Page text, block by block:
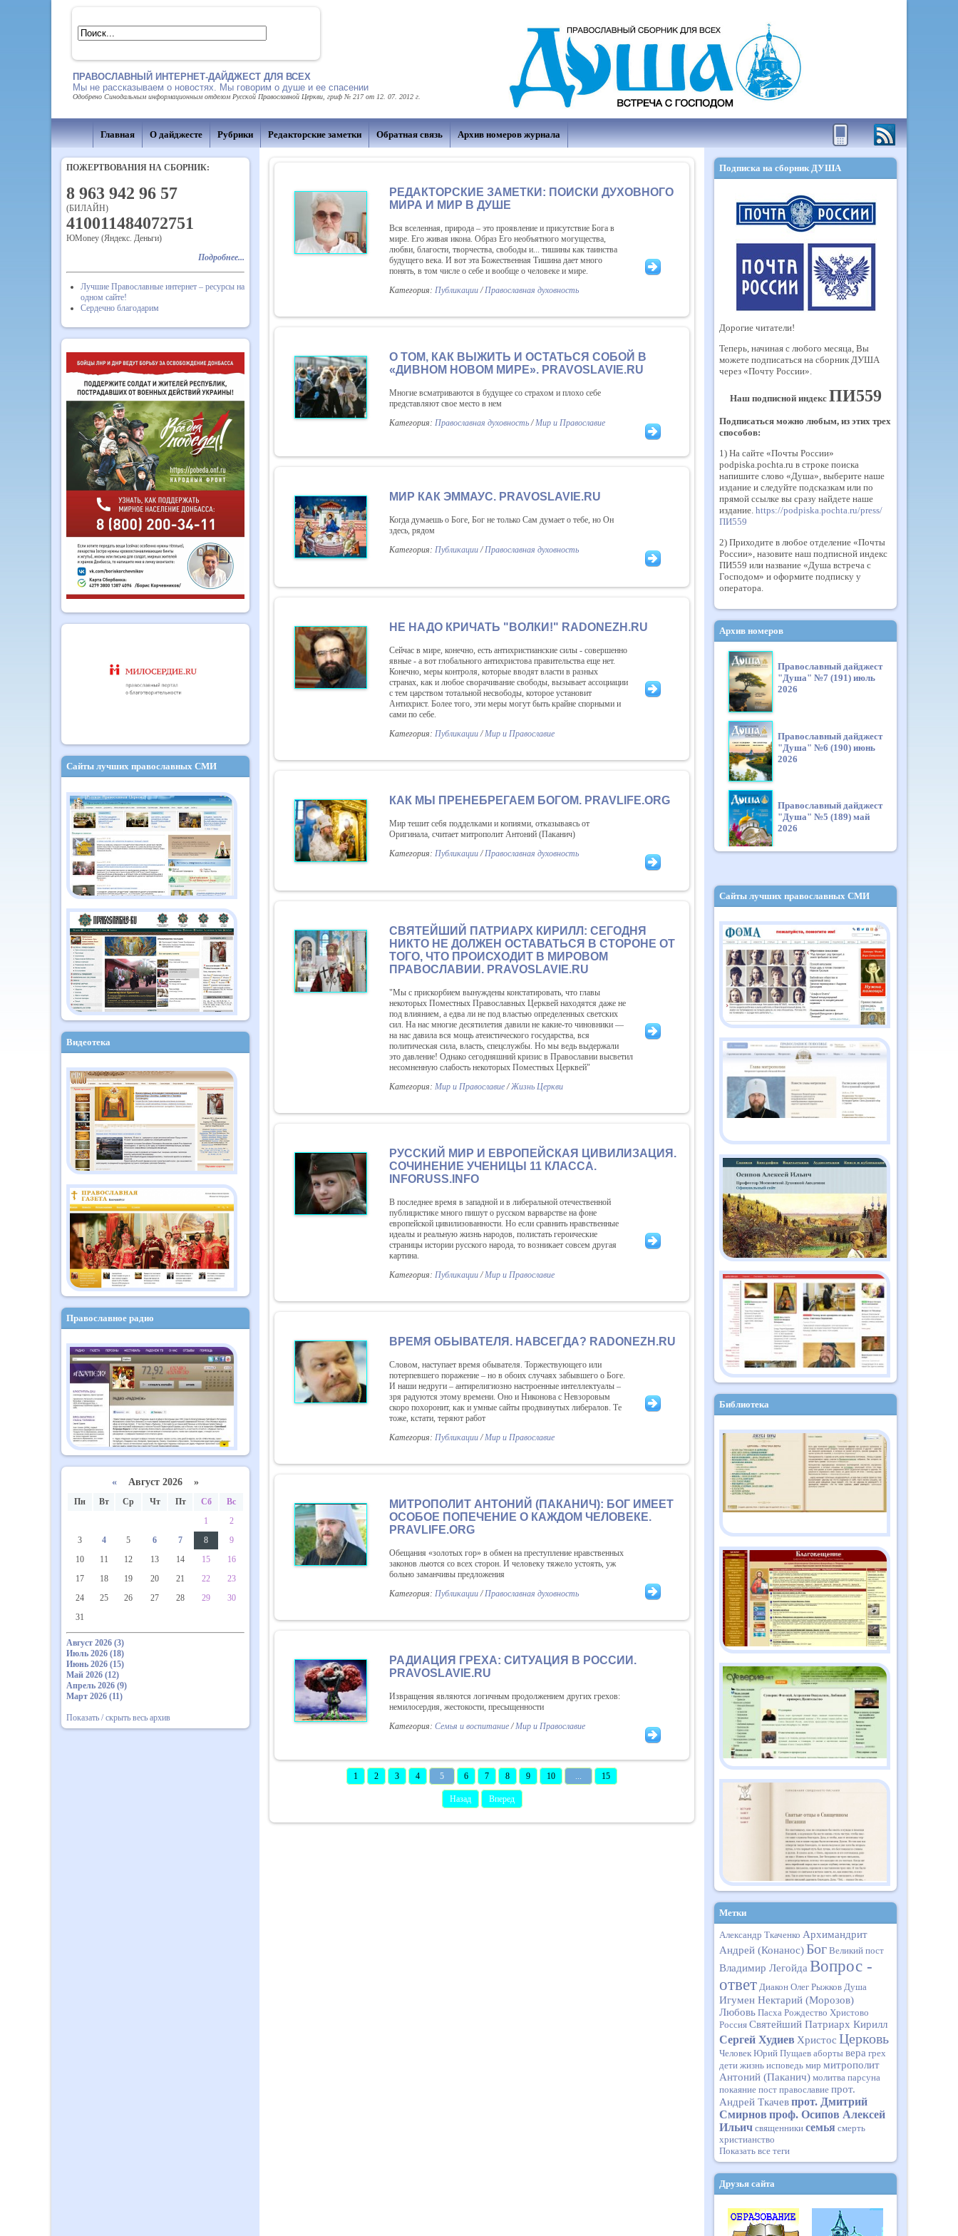
ПРАВОСЛАВНЫЙ ИНТЕРНЕТ-ДАЙДЖЕСТ ДЛЯ ВСЕХ
Мы не рассказываем о новостях. Мы говорим о душе и ее спасении
Одобрено Синодальным информационным отделом Русской Православной Церкви, гриф № 217 от 12. 07. 2012 г.
Главная О дайджесте Рубрики Редакторские заметки Обратная связь Архив номеров журнала
ПОЖЕРТВОВАНИЯ НА СБОРНИК:
8 963 942 96 57
(БИЛАЙН)
410011484072751
ЮMoney (Яндекс. Деньги)
Подробнее...
Лучшие Православные интернет – ресурсы на
одном сайте!
Сердечно благодарим
Сайты лучших православных СМИ
Видеотека
Православное радио
« Август 2026 »
Пн Вт Ср Чт Пт Сб
Вс
1
2
3
4 5 6 7 8
9
10
11 12 13 14 15
16
17
18 19 20 21 22
23
24
25 26 27 28 29
30
31
Август 2026 (3)
Июль 2026 (18)
Июнь 2026 (15)
Май 2026 (12)
Апрель 2026 (9)
Март 2026 (11)
Показать / скрыть весь архив
РЕДАКТОРСКИЕ ЗАМЕТКИ: ПОИСКИ ДУХОВНОГО
МИРА И МИР В ДУШЕ
Вся вселенная, природа – это проявление и присутствие Бога в
мире. Его живая икона. Образ Его необъятного могущества,
любви, благости, творчества, свободы и... тишины как таинства
будущего века. И вот эта Божественная Тишина дает много
понять, в том числе о себе и вообще о человеке и мире.
Категория: Публикации/Православная духовность
О ТОМ, КАК ВЫЖИТЬ И ОСТАТЬСЯ СОБОЙ В
«ДИВНОМ НОВОМ МИРЕ». PRAVOSLAVIE.RU
Многие всматриваются в будущее со страхом и плохо себе
представляют свое место в нем
Категория: Православная духовность/Мир и Православие
МИР КАК ЭММАУС. PRAVOSLAVIE.RU
Когда думаешь о Боге, Бог не только Сам думает о тебе, но Он
здесь, рядом
Категория: Публикации/Православная духовность
НЕ НАДО КРИЧАТЬ "ВОЛКИ!" RADONEZH.RU
Сейчас в мире, конечно, есть антихристианские силы - совершенно
явные - а вот глобального антихристова правительства еще нет.
Конечно, меры контроля, которые вводят власти в разных
странах, как и любое сворачивание свободы, вызывает ассоциации
с тем царством тотальной несвободы, которое установит
Антихрист. Более того, эти меры могут быть крайне спорными и
сами по себе.
Категория: Публикации/Мир и Православие
КАК МЫ ПРЕНЕБРЕГАЕМ БОГОМ. PRAVLIFE.ORG
Мир тешит себя подделками и копиями, отказываясь от
Оригинала, считает митрополит Антоний (Паканич)
Категория: Публикации/Православная духовность
СВЯТЕЙШИЙ ПАТРИАРХ КИРИЛЛ: СЕГОДНЯ
НИКТО НЕ ДОЛЖЕН ОСТАВАТЬСЯ В СТОРОНЕ ОТ
ТОГО, ЧТО ПРОИСХОДИТ В МИРОВОМ
ПРАВОСЛАВИИ. PRAVOSLAVIE.RU
"Мы с прискорбием вынуждены констатировать, что главы
некоторых Поместных Православных Церквей находятся даже не
под влиянием, а едва ли не под властью определенных светских
сил. На нас многие десятилетия давили не какие-то чиновники —
на нас давила вся мощь атеистического государства, вся
политическая сила, власть, спецслужбы. Но мы ведь выдержали
это давление! Однако сегодняшний кризис в Православии высветил
несомненную слабость некоторых Поместных Церквей"
Категория: Мир и Православие/Жизнь Церкви
РУССКИЙ МИР И ЕВРОПЕЙСКАЯ ЦИВИЛИЗАЦИЯ.
СОЧИНЕНИЕ УЧЕНИЦЫ 11 КЛАССА.
INFORUSS.INFO
В последнее время в западной и в либеральной отечественной
публицистике много пишут о русском варварстве на фоне
европейской цивилизованности. Но если сравнить нравственные
идеалы и реальную жизнь народов, полистать героические
страницы истории русского народа, то возникает совсем другая
картина.
Категория: Публикации/Мир и Православие
ВРЕМЯ ОБЫВАТЕЛЯ. НАВСЕГДА? RADONEZH.RU
Словом, наступает время обывателя. Торжествующего или
потерпевшего поражение – но в обоих случаях забывшего о Боге.
И наши недруги – антирелигиозно настроенные интеллектуалы –
зря радуются этому времени. Оно и Никонова с Невзоровым
скоро похоронит, как и умные сайты продвинутых либералов. Те
тоже, кстати, теряют работ
Категория: Публикации/Мир и Православие
МИТРОПОЛИТ АНТОНИЙ (ПАКАНИЧ): БОГ ИМЕЕТ
ОСОБОЕ ПОПЕЧЕНИЕ О КАЖДОМ ЧЕЛОВЕКЕ.
PRAVLIFE.ORG
Обещания «золотых гор» в обмен на преступление нравственных
законов льются со всех сторон. И человеку тяжело устоять, уж
больно заманчивы предложения
Категория: Публикации/Православная духовность
РАДИАЦИЯ ГРЕХА: СИТУАЦИЯ В РОССИИ.
PRAVOSLAVIE.RU
Извращения являются логичным продолжением других грехов:
немилосердия, жестокости, пресыщенности
Категория: Семья и воспитание/Мир и Православие
1 2 3 4 5 6 7 8 9 10 ... 15
Назад Вперед
Подписка на сборник ДУША
Дорогие читатели!
Теперь, начиная с любого месяца, Вы
можете подписаться на сборник ДУША
через «Почту России».
Наш подписной индекс ПИ559
Подписаться можно любым, из этих трех
способов:
1) На сайте «Почты России»
podpiska.pochta.ru в строке поиска
напишите слово «Душа», выберите наше
издание и следуйте подсказкам или по
прямой ссылке вы сразу найдете наше
издание. https://podpiska.pochta.ru/press/
ПИ559
2) Приходите в любое отделение «Почты
России», назовите наш подписной индекс
ПИ559 или название «Душа встреча с
Господом» и оформите подписку у
оператора.
Архив номеров
Православный дайджест
"Душа" №7 (191) июль
2026
Православный дайджест
"Душа" №6 (190) июнь
2026
Православный дайджест
"Душа" №5 (189) май
2026
"Душа" №4 (188) апрель
2026
Православный дайджест
"Душа" №3 (187) март
2026
Православный дайджест
"Душа" №2 (186)
февраль 2026
Православный дайджест
"Душа" №1 (185) январь
Православный дайджест
"Душа" №12 (184)
декабрь 2025
Православный дайджест
"Душа" №11 (183) ноябрь
2025
Православный дайджест
"Душа" №10 (182)
октябрь 2025
Сайты лучших православных СМИ
Библиотека
Метки
Александр Ткаченко Архимандрит
Андрей (Конанос)Бог Великий пост
Владимир ЛегойдаВопрос -
ответ Диакон Олег Рыжков Душа
Игумен Нектарий (Морозов)
Любовь Пасха Рождество Христово
Россия Святейший Патриарх Кирилл
Сергей Худиев Христос Церковь
Человек Юрий Пущаев аборты вера грех
дети жизнь исповедь мир митрополит
Антоний (Паканич) молитва парсуна
покаяние пост православие прот.
Андрей Ткачевпрот. Дмитрий
Смирнов проф. Осипов Алексей
Ильич священники семья смерть
христианство
Показать все теги
Друзья сайта